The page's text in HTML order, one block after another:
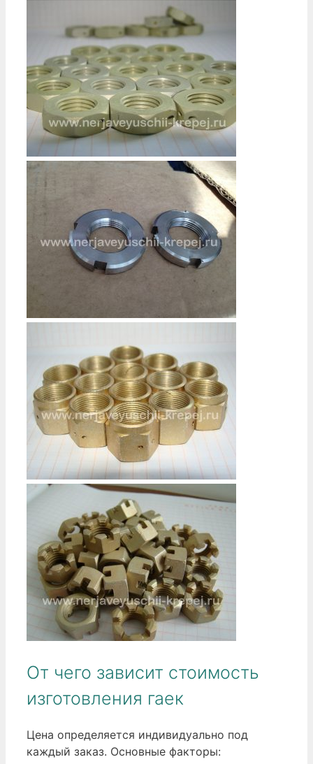
От чего зависит стоимость
изготовления гаек
Цена определяется индивидуально под
каждый заказ. Основные факторы: